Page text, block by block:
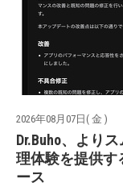
2026年08月07日( 金 )
Dr.Buho、より
理体験を提供す
ース